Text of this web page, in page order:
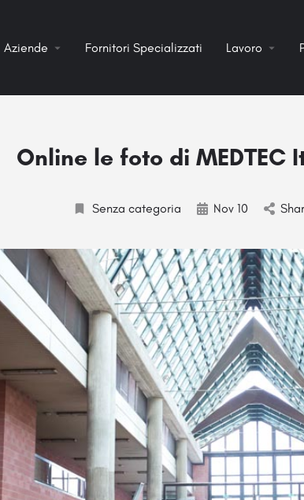
Aziende Fornitori Specializzati Lavoro
Online le foto di MEDTEC
Senza categoria Nov 10